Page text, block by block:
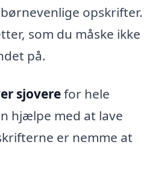
opskrifter.
som du måske ikke
på.
sjoverefor hele
hjælpe med at lave
er nemme at